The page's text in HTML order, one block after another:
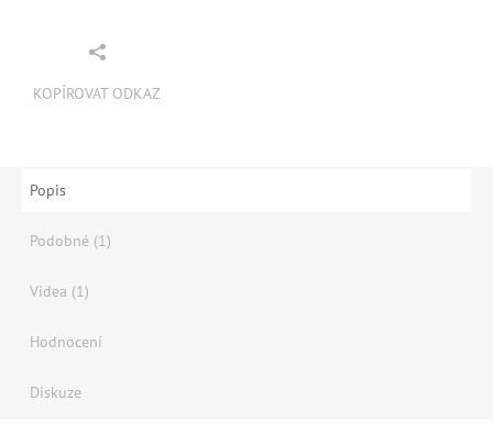
KOPÍROVAT ODKAZ
Popis
Podobné (1)
Videa (1)
Hodnocení
Diskuze